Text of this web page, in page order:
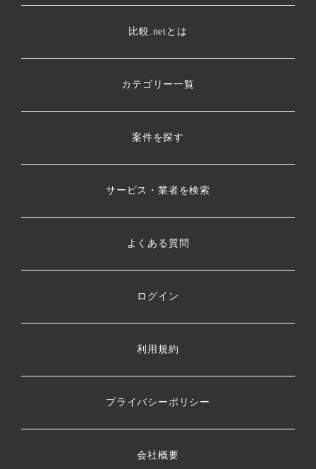
比較.netとは
カテゴリー一覧
案件を探す
サービス・業者を検索
よくある質問
ログイン
利用規約
プライバシーポリシー
会社概要